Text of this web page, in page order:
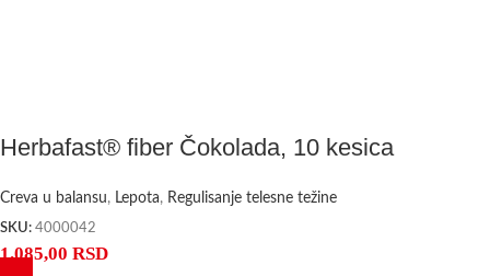
Herbafast® fiber Čokolada, 10 kesica
Creva u balansu, Lepota, Regulisanje telesne težine
SKU: 4000042
1.085,00 RSD